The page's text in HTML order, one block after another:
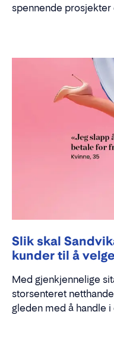
spennende prosjekter
Slik skal
kunder til å
Med gjenkjennelige
storsenteret
gleden med å handle